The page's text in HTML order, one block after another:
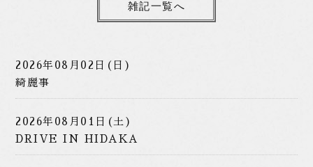
雑記一覧へ
2026年08月02日(日)
綺麗事
2026年08月01日(土)
DRIVE IN HIDAKA